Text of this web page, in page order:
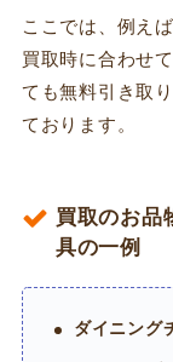
ここでは、例え
買取時に合わせ
ても無料引き取
ております。
買取のお品
具の一例
ダイニング